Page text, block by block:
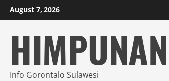
Skip
to
August 7, 2026
HIMPUNAN
Info Gorontalo Sulawesi